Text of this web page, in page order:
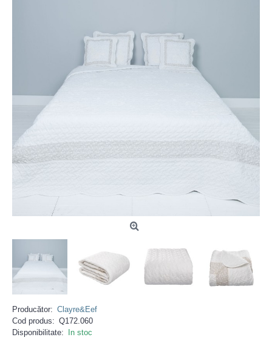
Producător: Clayre&Eef
Cod produs: Q172.060
Disponibilitate:
In stoc